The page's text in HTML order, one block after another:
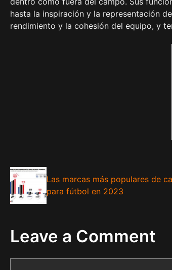
hasta la inspiración y la representación
rendimiento y la cohesión del equipo, y
Las marcas más populares de
para fútbol en 2023
Leave a Comment